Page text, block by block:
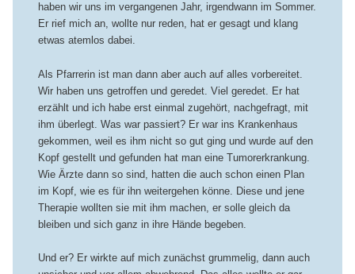
haben wir uns im vergangenen Jahr, irgendwann im Sommer.
Er rief mich an, wollte nur reden, hat er gesagt und klang
etwas atemlos dabei.
Als Pfarrerin ist man dann aber auch auf alles vorbereitet.
Wir haben uns getroffen und geredet. Viel geredet. Er hat
erzählt und ich habe erst einmal zugehört, nachgefragt, mit
ihm überlegt. Was war passiert? Er war ins Krankenhaus
gekommen, weil es ihm nicht so gut ging und wurde auf den
Kopf gestellt und gefunden hat man eine Tumorerkrankung.
Wie Ärzte dann so sind, hatten die auch schon einen Plan
im Kopf, wie es für ihn weitergehen könne. Diese und jene
Therapie wollten sie mit ihm machen, er solle gleich da
bleiben und sich ganz in ihre Hände begeben.
Und er? Er wirkte auf mich zunächst grummelig, dann auch